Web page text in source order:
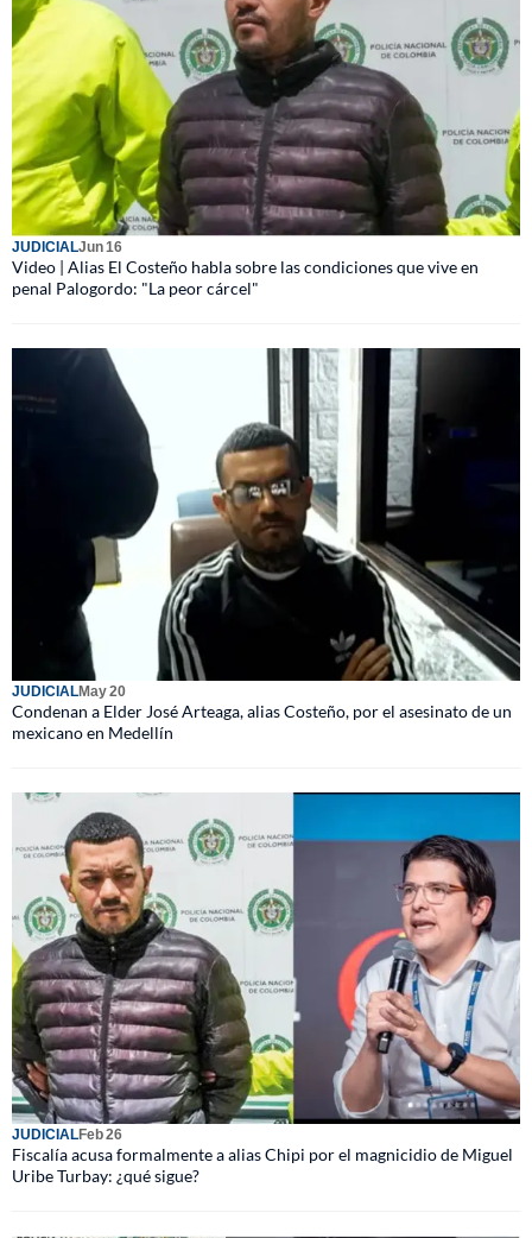
JUDICIALJun 16
Video | Alias El Costeño habla sobre las condiciones que vive en
penal Palogordo: "La peor cárcel"
JUDICIALMay 20
Condenan a Elder José Arteaga, alias Costeño, por el asesinato de un
mexicano en Medellín
JUDICIALFeb 26
Fiscalía acusa formalmente a alias Chipi por el magnicidio de Miguel
Uribe Turbay: ¿qué sigue?